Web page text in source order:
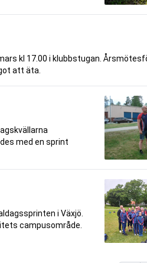
kl 17.00 i klubbstugan.
att äta.
med en sprint
i Växjö.
campusområde.